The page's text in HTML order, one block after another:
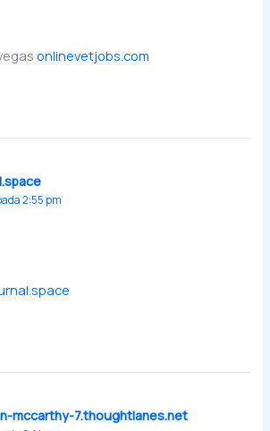
onlinevetjobs.com
2:55 pm
mccarthy-7.thoughtlanes.net